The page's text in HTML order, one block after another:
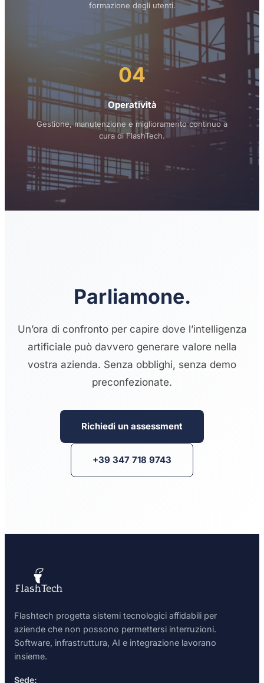
formazione degli utenti.
04
Operatività
Gestione, manutenzione e miglioramento continuo a
cura di FlashTech.
Parliamone.
Un’ora di confronto per capire dove l’intelligenza
artificiale può davvero generare valore nella
vostra azienda. Senza obblighi, senza demo
preconfezionate.
Richiedi un assessment
+39 347 718 9743
Flashtech progetta sistemi tecnologici affidabili per
aziende che non possono permettersi interruzioni.
Software, infrastruttura, AI e integrazione lavorano
insieme.
Sede: